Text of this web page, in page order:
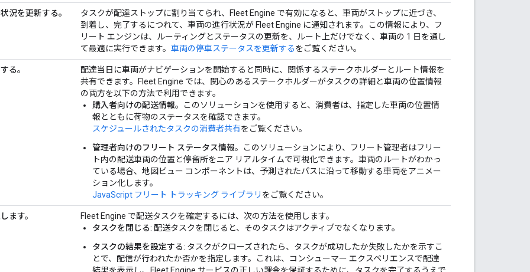
況を更新する。
タスクが配達ストップに割り当てられ、Fleet Engine で有効になると、車両がストップに近づき、
到着し、完了するにつれて、車両の進行状況が Fleet Engine に通知されます。この情報により、フ
リート エンジンは、ルーティングとステータスの更新を、ルート上だけでなく、車両の 1 日を通し
て最適に実行できます。 車両の停車ステータスを更新するをご覧ください。
る。
配達当日に車両がナビゲーションを開始すると同時に、関係するステークホルダーとルート情報を
共有できます。Fleet Engine では、関心のあるステークホルダーがタスクの詳細と車両の位置情報
の両方を以下の方法で利用できます。
購入者向けの配送情報。このソリューションを使用すると、消費者は、指定した車両の位置情
報とともに荷物のステータスを確認できます。
スケジュールされたタスクの消費者共有をご覧ください。
管理者向けのフリート ステータス情報。このソリューションにより、フリート管理者はフリー
ト内の配送車両の位置と停留所をニア リアルタイムで可視化できます。車両のルートがわかっ
ている場合、地図ビュー コンポーネントは、予測されたパスに沿って移動する車両をアニメー
ション化します。
JavaScript フリート トラッキング ライブラリ をご覧ください。
ます。
Fleet Engine で配送タスクを確定するには、次の方法を使用します。
タスクを閉じる: 配送タスクを閉じると、そのタスクはアクティブでなくなります。
タスクの結果を設定する: タスクがクローズされたら、タスクが成功したか失敗したかを示すこ
とで、配信が行われたか否かを指定します。これは、コンシューマー エクスペリエンスで配達